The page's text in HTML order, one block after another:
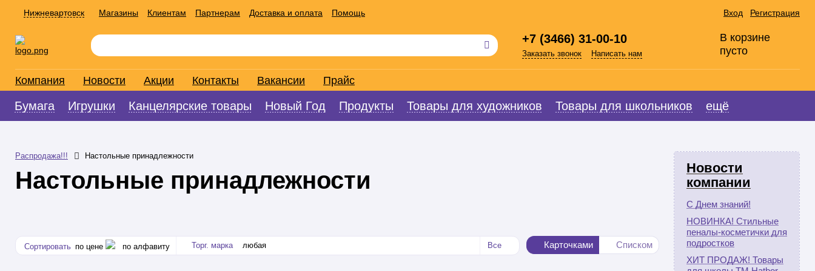
Вход Регистрация
Нижневартовск Магазины Клиентам Партнерам Доставка и оплата Помощь
+7 (3466) 31-00-10
Заказать звонок Написать нам
В корзине
пусто
Компания Новости Акции Контакты Вакансии Прайс
Бумага Игрушки Канцелярские товары Новый Год Продукты Товары для художников Товары для школьников ещё
Новости
компании
С Днем знаний!
НОВИНКА! Стильные
пеналы-косметички для
подростков
ХИТ ПРОДАЖ! Товары
Распродажа!!! Настольные принадлежности
Настольные принадлежности
Карточками Списком
Сортировать по цене по алфавиту Торг. марка любая Все